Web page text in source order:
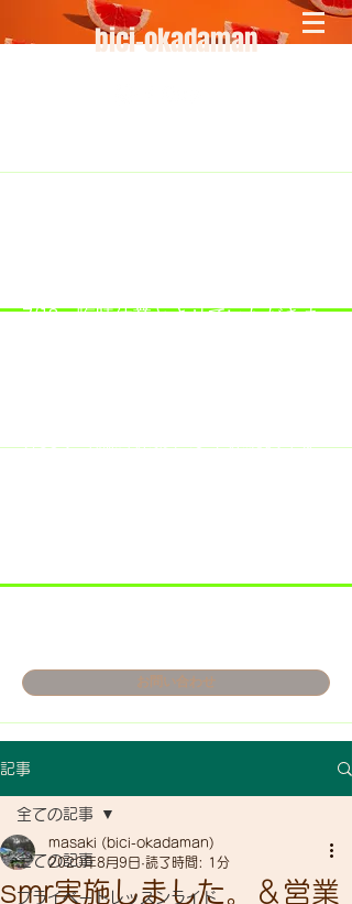
bici-okadaman
7/18：臨時休業とさせていただきま
​7/30：（臨時休業）夏季休暇の予定
お問い合わせ
記事
全ての記事
プライベートレッスンライド
全ての記事
smr実施しました。＆営業
masaki (bici-okadaman)
2020年8月9日 読了時間: 1分